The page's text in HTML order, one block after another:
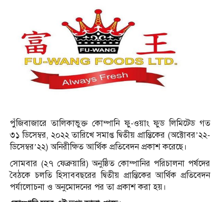
পুঁজিবাজারে তালিকাভুক্ত কোম্পানি ফু-ওয়াং ফুড লিমিটেড গত
৩১ ডিসেম্বর, ২০২২ তারিখে সমাপ্ত দ্বিতীয় প্রান্তিকের (অক্টোবর’২২-
ডিসেম্বর’২২) অনিরীক্ষিত আর্থিক প্রতিবেদন প্রকাশ করেছে।
সোমবার (২৭ ফেব্রুয়ারি) অনুষ্ঠিত কোম্পানির পরিচালনা পর্ষদের
বৈঠকে চলতি হিসাববছরের দ্বিতীয় প্রান্তিকের আর্থিক প্রতিবেদন
পর্যালোচনা ও অনুমোদনের পর তা প্রকাশ করা হয়।